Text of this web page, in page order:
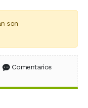
son
en Facebook
en X (Twitter)
en WhatsApp
Comentarios